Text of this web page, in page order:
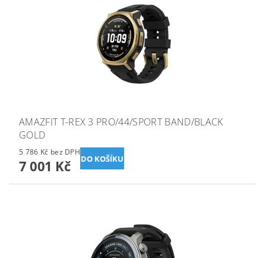
AMAZFIT T-REX 3 PRO/44/SPORT BAND/BLACK
GOLD
5 786 Kč bez DPH
7 001 Kč